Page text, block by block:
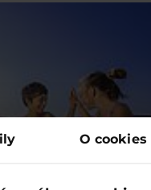
O cookies